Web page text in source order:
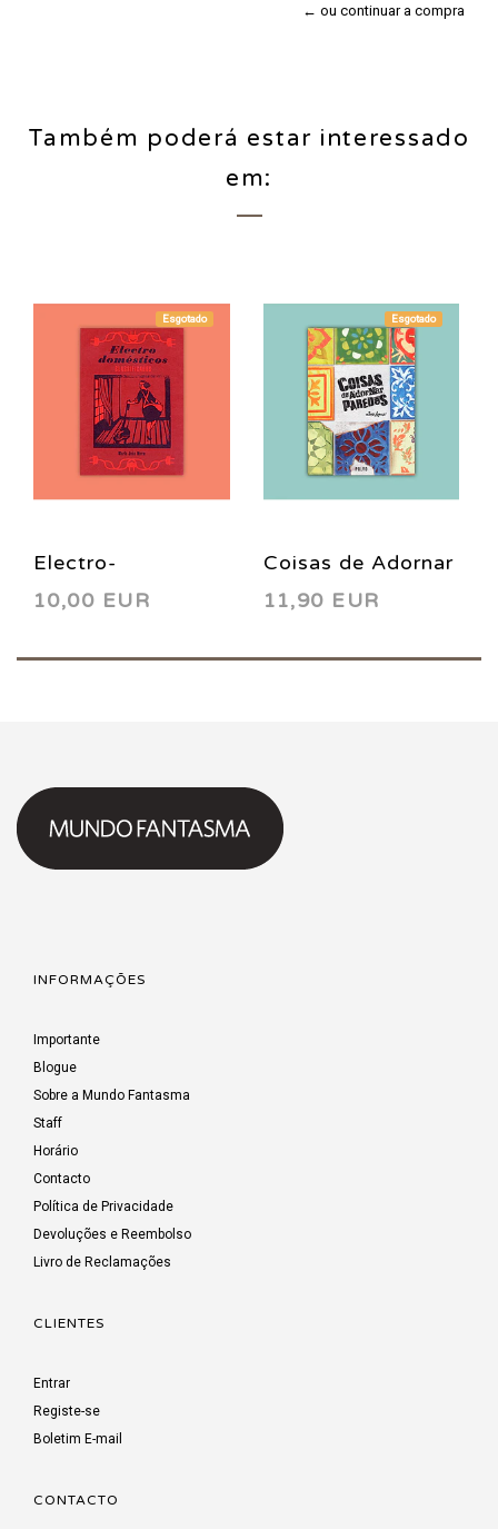
← ou continuar a compra
Também poderá estar interessado
em:
Esgotado
Electro-
domésticos:
10,00 EUR
Esgotado
Coisas de Adornar
Paredes 2016
11,90 EUR
INFORMAÇÕES
Importante
Blogue
Sobre a Mundo Fantasma
Staff
Horário
Contacto
Política de Privacidade
Devoluções e Reembolso
Livro de Reclamações
CLIENTES
Entrar
Registe-se
Boletim E-mail
CONTACTO